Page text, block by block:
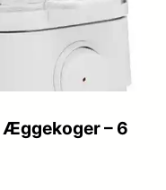
Æggekoger – 6